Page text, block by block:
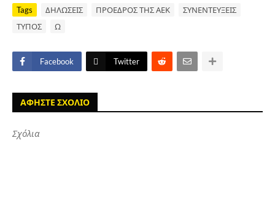
Tags ΔΗΛΩΣΕΙΣ ΠΡΟΕΔΡΟΣ ΤΗΣ ΑΕΚ
ΣΥΝΕΝΤΕΥΞΕΙΣ
ΤΥΠΟΣ
Ω
Facebook Twitter
ΑΦΗΣΤΕ ΣΧΟΛΙΟ
Σχόλια